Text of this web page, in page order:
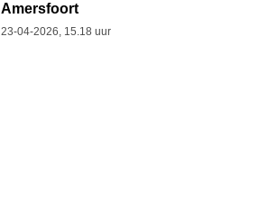
Amersfoort
23-04-2026, 15.18 uur